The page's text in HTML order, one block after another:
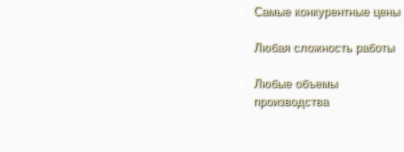
Самые конкурентные цены
Любая сложность работы
Любые объемы
производства